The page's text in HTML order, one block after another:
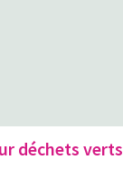
déchets verts